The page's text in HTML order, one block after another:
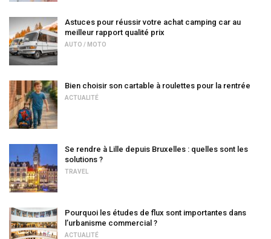
Astuces pour réussir votre achat camping car au
meilleur rapport qualité prix
AUTO / MOTO
Bien choisir son cartable à roulettes pour la rentrée
ACTUALITÉ
Se rendre à Lille depuis Bruxelles : quelles sont les
solutions ?
TRAVEL
Pourquoi les études de flux sont importantes dans
l’urbanisme commercial ?
ACTUALITÉ